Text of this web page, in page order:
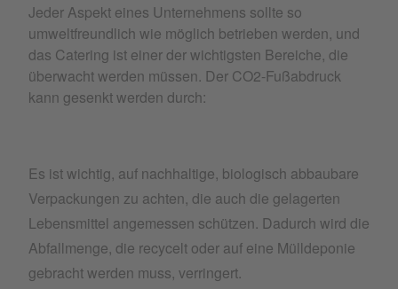
Jeder Aspekt eines Unternehmens sollte so
umweltfreundlich wie möglich betrieben werden, und
das Catering ist einer der wichtigsten Bereiche, die
überwacht werden müssen. Der CO2-Fußabdruck
kann gesenkt werden durch:
Es ist wichtig, auf nachhaltige, biologisch abbaubare
Verpackungen zu achten, die auch die gelagerten
Lebensmittel angemessen schützen. Dadurch wird die
Abfallmenge, die recycelt oder auf eine Mülldeponie
gebracht werden muss, verringert.